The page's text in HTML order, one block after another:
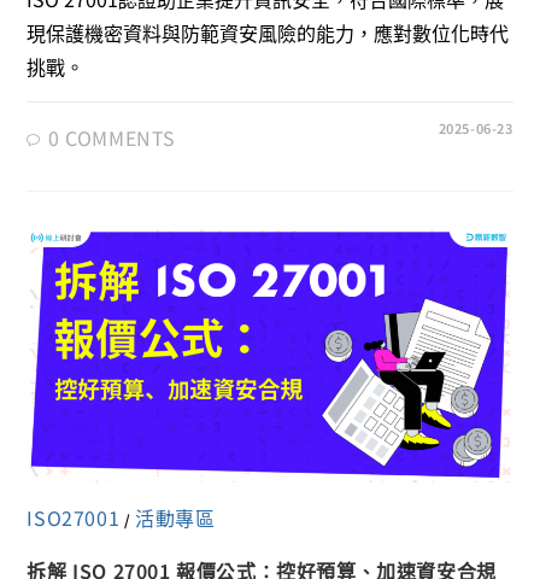
現保護機密資料與防範資安風險的能力，應對數位化時代
挑戰。
0 COMMENTS 2025-06-23
ISO27001 / 活動專區
拆解 ISO 27001 報價公式：控好預算、加速資安合規